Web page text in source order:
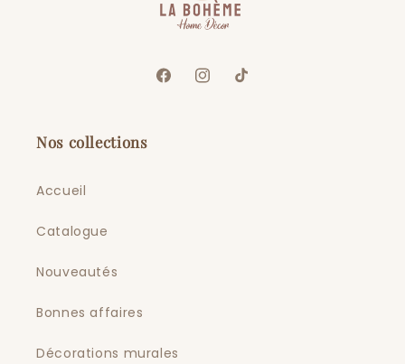
FacebookInstagram
TikTok
Nos collections
Accueil
Catalogue
Nouveautés
Bonnes affaires
Décorations murales